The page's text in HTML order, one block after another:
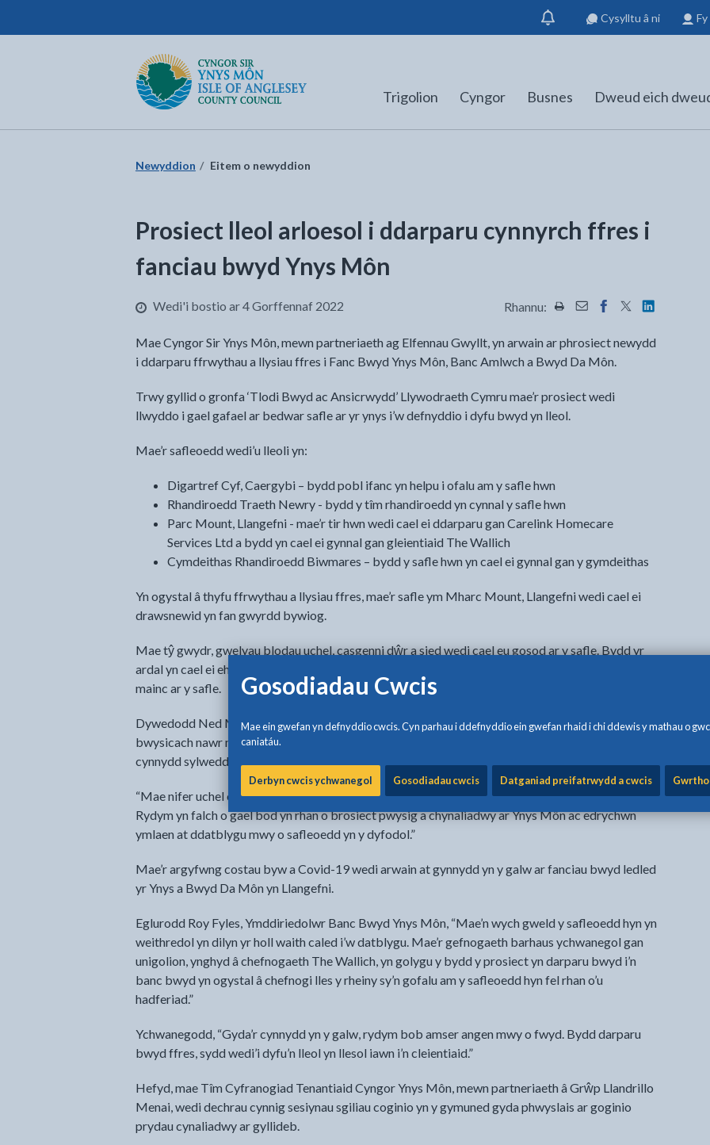
Gosodiadau Cwcis
Mae ein gwefan yn defnyddio cwcis. Cyn parhau i ddefnyddio ein gwefan rhaid i chi ddewis y mathau o
caniatáu.
Derbyn cwcis ychwanegol Gosodiadau cwcis Datganiad preifatrwydd a cwcis
Dangos
hysbysiad
Cysylltu â ni
Cyngor Sir Ynys MônDychwelyd i'r dudalen gartref
Trigolion Cyngor Busnes Dweud eich
Newyddion Eitem o newyddion
Prosiect lleol arloesol i ddarparu cynnyrch ffres i
fanciau bwyd Ynys Môn
Wedi'i bostio ar 4 Gorffennaf 2022 Rhannu: Rhannwch y dudalen hon
Rhannwch y dudalen
Rhannwch y
Rhannwch y
Rhannwch
Mae Cyngor Sir Ynys Môn, mewn partneriaeth ag Elfennau Gwyllt, yn arwain ar phrosiect newydd
i ddarparu ffrwythau a llysiau ffres i Fanc Bwyd Ynys Môn, Banc Amlwch a Bwyd Da Môn.
Trwy gyllid o gronfa ‘Tlodi Bwyd ac Ansicrwydd’ Llywodraeth Cymru mae’r prosiect wedi
llwyddo i gael gafael ar bedwar safle ar yr ynys i’w defnyddio i dyfu bwyd yn lleol.
Mae’r safleoedd wedi’u lleoli yn:
Digartref Cyf, Caergybi – bydd pobl ifanc yn helpu i ofalu am y safle hwn
Rhandiroedd Traeth Newry - bydd y tîm rhandiroedd yn cynnal y safle hwn
Parc Mount, Llangefni - mae’r tir hwn wedi cael ei ddarparu gan Carelink Homecare
Services Ltd a bydd yn cael ei gynnal gan gleientiaid The Wallich
Cymdeithas Rhandiroedd Biwmares – bydd y safle hwn yn cael ei gynnal gan y gymdeithas
Yn ogystal â thyfu ffrwythau a llysiau ffres, mae’r safle ym Mharc Mount, Llangefni wedi cael ei
drawsnewid yn fan gwyrdd bywiog.
Mae tŷ gwydr, gwelyau blodau uchel, casgenni dŵr a sied wedi cael eu gosod ar y safle. Bydd yr
ardal yn cael ei ehangu’n fuan gyda diolch i gleientiaid The Wallich sydd hefyd wedi adeiladu
mainc ar y safle.
Dywedodd Ned Michael, Pennaeth Gwasanaethau Tai Ynys Môn, “Mae tyfu bwyd fel cymuned yn
bwysicach nawr nag y bu erioed. Rydym yn ymwybodol bod ein banciau bwyd wedi gweld
cynnydd sylweddol yn y galw am eu gwasanaethau ers dechrau’r pandemig.”
“Mae nifer uchel o drigolion Ynys Môn yn dal i ddibynnu ar barseli bwyd gan ein banciau bwyd.
Rydym yn falch o gael bod yn rhan o brosiect pwysig a chynaliadwy ar Ynys Môn ac edrychwn
ymlaen at ddatblygu mwy o safleoedd yn y dyfodol.”
Mae’r argyfwng costau byw a Covid-19 wedi arwain at gynnydd yn y galw ar fanciau bwyd ledled
yr Ynys a Bwyd Da Môn yn Llangefni.
Eglurodd Roy Fyles, Ymddiriedolwr Banc Bwyd Ynys Môn, “Mae’n wych gweld y safleoedd hyn yn
weithredol yn dilyn yr holl waith caled i’w datblygu. Mae’r gefnogaeth barhaus ychwanegol gan
unigolion, ynghyd â chefnogaeth The Wallich, yn golygu y bydd y prosiect yn darparu bwyd i’n
banc bwyd yn ogystal â chefnogi lles y rheiny sy’n gofalu am y safleoedd hyn fel rhan o’u
hadferiad.”
Ychwanegodd, “Gyda’r cynnydd yn y galw, rydym bob amser angen mwy o fwyd. Bydd darparu
bwyd ffres, sydd wedi’i dyfu’n lleol yn llesol iawn i’n cleientiaid.”
Hefyd, mae Tîm Cyfranogiad Tenantiaid Cyngor Ynys Môn, mewn partneriaeth â Grŵp Llandrillo
Menai, wedi dechrau cynnig sesiynau sgiliau coginio yn y gymuned gyda phwyslais ar goginio
prydau cynaliadwy ar gyllideb.